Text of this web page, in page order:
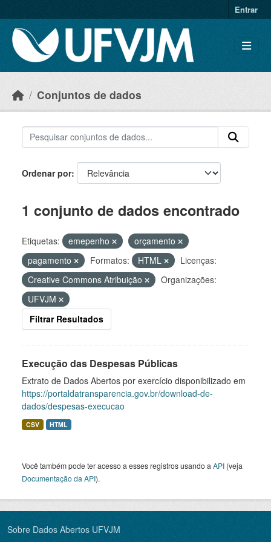
Entrar
Conjuntos de dados
Ordenar por
1 conjunto de dados encontrado
Etiquetas: emepenho
orçamento
pagamento
Formatos: HTML
Licenças:
Creative Commons Atribuição
Organizações:
UFVJM
Filtrar Resultados
Execução das Despesas Públicas
Extrato de Dados Abertos por exercício disponibilizado em
https://portaldatransparencia.gov.br/download-de-
dados/despesas-execucao
CSV HTML
Você também pode ter acesso a esses registros usando a API (veja
Documentação da API).
Sobre Dados Abertos UFVJM